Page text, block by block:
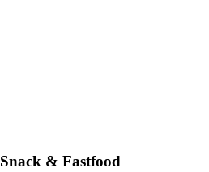
Snack & Fastfood